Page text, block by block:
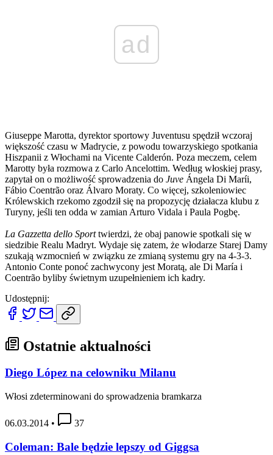
ad
Giuseppe Marotta, dyrektor sportowy Juventusu spędził wczoraj
większość czasu w Madrycie, z powodu towarzyskiego spotkania
Hiszpanii z Włochami na Vicente Calderón. Poza meczem, celem
Marotty była rozmowa z Carlo Ancelottim. Według włoskiej prasy,
zapytał on o możliwość sprowadzenia do Juve Ángela Di Maríi,
Fábio Coentrão oraz Álvaro Moraty. Co więcej, szkoleniowiec
Królewskich rzekomo zgodził się na propozycję działacza klubu z
Turyny, jeśli ten odda w zamian Arturo Vidala i Paula Pogbę.
La Gazzetta dello Sporttwierdzi, że obaj panowie spotkali się w
siedzibie Realu Madryt. Wydaje się zatem, że włodarze Starej Damy
szukają wzmocnień w związku ze zmianą systemu gry na 4-3-3.
Antonio Conte ponoć zachwycony jest Moratą, ale Di María i
Coentrão byliby świetnym uzupełnieniem ich kadry.
Udostępnij:
Ostatnie aktualności
Diego López na celowniku Milanu
Włosi zdeterminowani do sprowadzenia bramkarza
06.03.2014 • 37
Coleman: Bale będzie lepszy od Giggsa